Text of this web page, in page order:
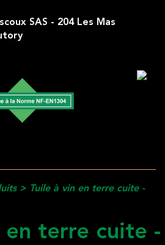
SAS - 204 Les Mas
> Tuile à vin en terre cuite -
en terre cuite -